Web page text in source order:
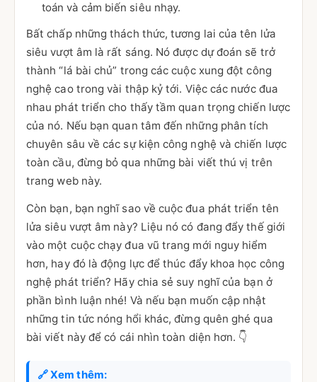
toán và cảm biến siêu nhạy.
Bất chấp những thách thức, tương lai của tên lửa
siêu vượt âm là rất sáng. Nó được dự đoán sẽ trở
thành “lá bài chủ” trong các cuộc xung đột công
nghệ cao trong vài thập kỷ tới. Việc các nước đua
nhau phát triển cho thấy tầm quan trọng chiến lược
của nó. Nếu bạn quan tâm đến những phân tích
chuyên sâu về các sự kiện công nghệ và chiến lược
toàn cầu, đừng bỏ qua những bài viết thú vị trên
trang web này.
Còn bạn, bạn nghĩ sao về cuộc đua phát triển tên
lửa siêu vượt âm này? Liệu nó có đang đẩy thế giới
vào một cuộc chạy đua vũ trang mới nguy hiểm
hơn, hay đó là động lực để thúc đẩy khoa học công
nghệ phát triển? Hãy chia sẻ suy nghĩ của bạn ở
phần bình luận nhé! Và nếu bạn muốn cập nhật
những tin tức nóng hổi khác, đừng quên ghé qua
bài viết này để có cái nhìn toàn diện hơn. 👇
🔗 Xem thêm: